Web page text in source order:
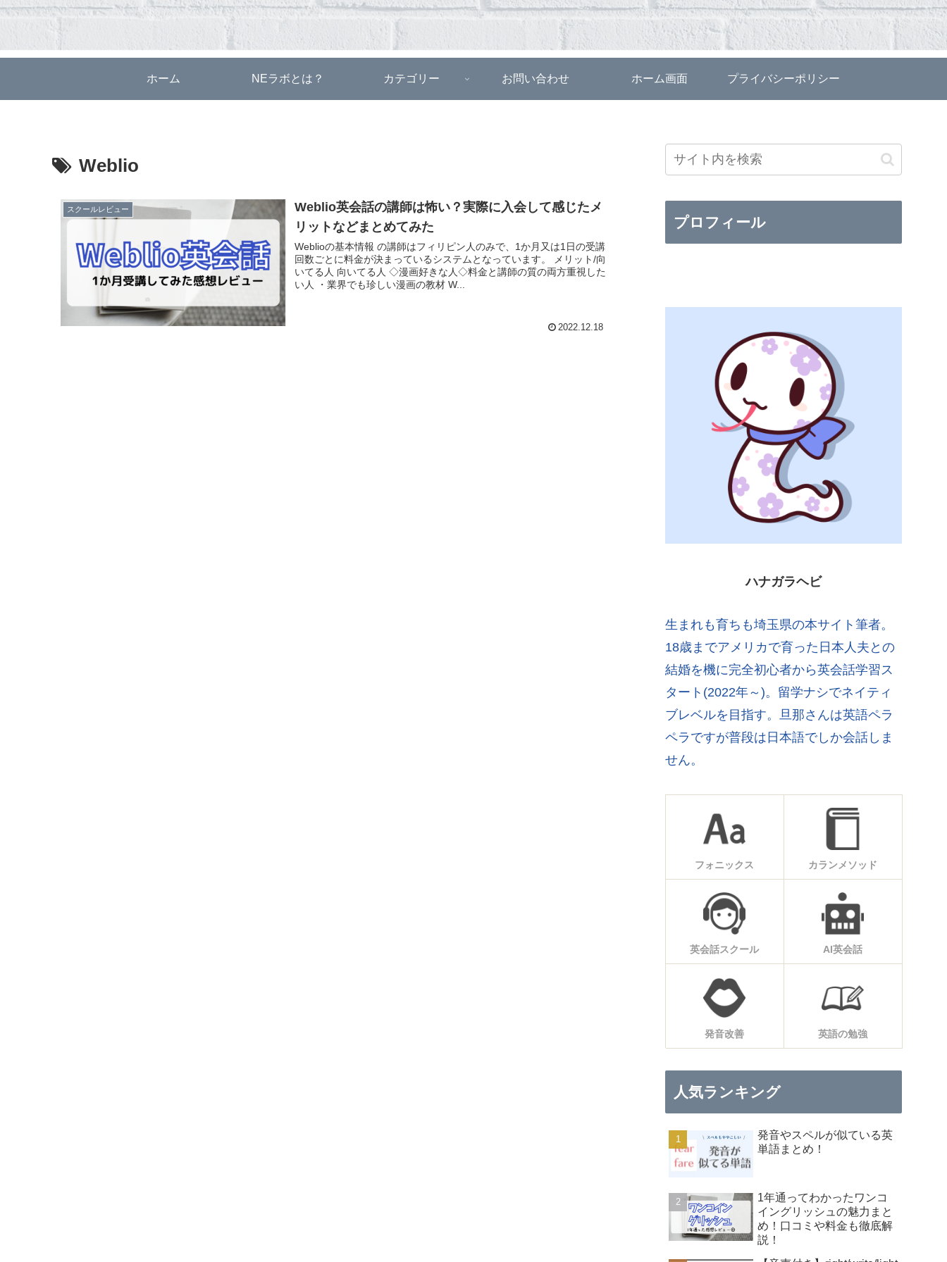
ホーム NEラボとは？ カテゴリー お問い合わせ ホーム画面 プライバシーポリシー
Weblio
スクールレビュー
Weblio英会話の講師は怖い？実際に入会して感じたメ
リットなどまとめてみた
Weblioの基本情報 の講師はフィリピン人のみで、1か月又は1日の受講
回数ごとに料金が決まっているシステムとなっています。 メリット/向
いてる人 向いてる人 ◇漫画好きな人◇料金と講師の質の両方重視した
い人 ・業界でも珍しい漫画の教材 W...
2022.12.18
プロフィール
ハナガラヘビ
生まれも育ちも埼玉県の本サイト筆者。
18歳までアメリカで育った日本人夫との
結婚を機に完全初心者から英会話学習ス
タート(2022年～)。留学ナシでネイティ
ブレベルを目指す。旦那さんは英語ペラ
ペラですが普段は日本語でしか会話しま
せん。
フォニックス カランメソッド
英会話スクール AI英会話
発音改善 英語の勉強
人気ランキング
発音やスペルが似ている英
単語まとめ！
1年通ってわかったワンコ
イングリッシュの魅力まと
め！口コミや料金も徹底解
説！